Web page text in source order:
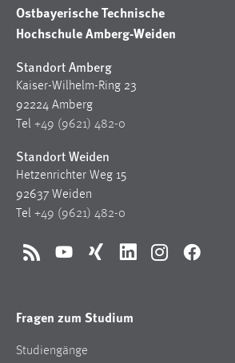
Ostbayerische Technische
Hochschule Amberg-Weiden
Standort Amberg
Kaiser-Wilhelm-Ring 23
92224 Amberg
Tel +49 (9621) 482-0
Standort Weiden
Hetzenrichter Weg 15
92637 Weiden
Tel +49 (9621) 482-0
RSS YouTubeXing LinkedInInstagramFacebook
Fragen zum Studium
Studiengänge